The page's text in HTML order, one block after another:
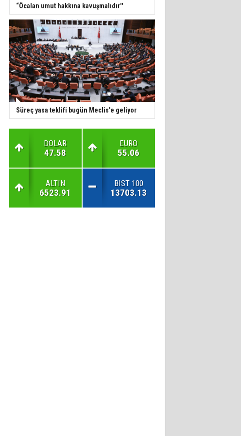
“Öcalan umut hakkına kavuşmalıdır''
Süreç yasa teklifi bugün Meclis'e geliyor
DOLAR
47.58
EURO
55.06
ALTIN
6523.91
BIST 100
13703.13